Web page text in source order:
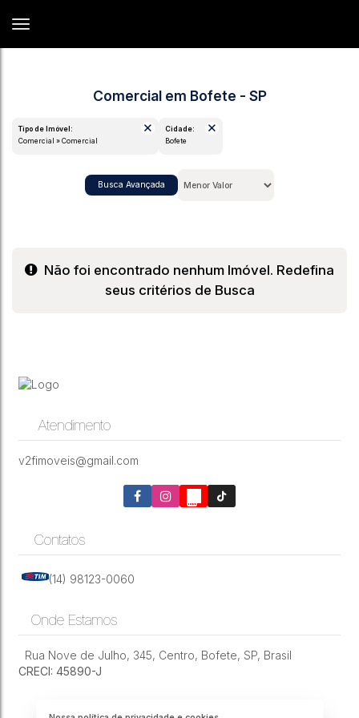
Comercial em Bofete - SP
Tipo de Imóvel:
Comercial » Comercial
Cidade:
Bofete
Busca Avançada
Não foi encontrado nenhum Imóvel. Redefina
seus critérios de Busca
Atendimento
v2fimoveis@gmail.com
Contatos
(14) 98123-0060
Onde Estamos
Rua Nove de Julho, 345, Centro, Bofete, SP, Brasil
CRECI: 45890-J